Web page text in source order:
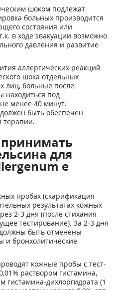
шоком подлежат
больных производится
состояния или
в ходе эвакуации возможно
давления и развитие
аллергических реакций
шока отдельных
лиц, больные после
находиться под
менее 40 минут.
быть обеспечен
терапии.
для
e
пробах (скарификация
результатах кожных
2-3 дня (после стихания
тестирование). За 2-3 дня
быть отменены
и бронхолитические
кожные пробы с тест-
раствором гистамина,
гистамина-дихлоргидрата (1